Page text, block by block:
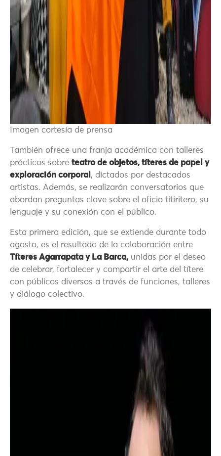
Imagen cortesía de prensa
También ofrece una franja académica con talleres
prácticos sobre teatro de objetos, títeres de papel y
exploración corporal , dictados por destacados
artistas. Además, se realizarán conversatorios que
abordan preguntas clave sobre el oficio titiritero, su
lenguaje y su conexión con el público.
Esta primera edición, que se extiende durante todo
agosto, es el resultado de la colaboración entre
Títeres Agarrapata y La Barca, unidas por el deseo
de celebrar, fortalecer y compartir el arte del títere
con públicos diversos a través de funciones, talleres
y diálogo colectivo.